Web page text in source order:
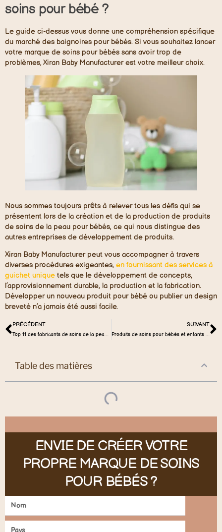
soins pour bébé ?
Le guide ci-dessus vous donne une compréhension spécifique
du marché des baignoires pour bébés. Si vous souhaitez lancer
votre marque de soins pour bébés sans avoir trop de
problèmes, Xiran Baby Manufacturer est votre meilleur choix.
Nous sommes toujours prêts à relever tous les défis qui se
présentent lors de la création et de la production de produits
de soins de la peau pour bébés, ce qui nous distingue des
autres entreprises de développement de produits.
Xiran Baby Manufacturer peut vous accompagner à travers
diverses procédures exigeantes, en fournissant des services à
guichet unique tels que le développement de concepts,
l’approvisionnement durable, la production et la fabrication.
Développer un nouveau produit pour bébé ou publier un design
breveté n’a jamais été aussi facile.
PRÉCÉDENT
Top 11 des fabricants de soins de la peau pendant la grossesse
SUIVANT
Produits de soins pour bébés et enfants chauds sur le marché africain
Table des matières
ENVIE DE CRÉER VOTRE
PROPRE MARQUE DE SOINS
POUR BÉBÉS ?